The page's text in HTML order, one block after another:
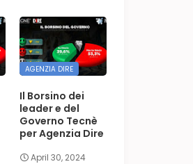
AGENZIA DIRE
Il Borsino dei
leader e del
Governo Tecnè
per Agenzia Dire
April 30, 2024